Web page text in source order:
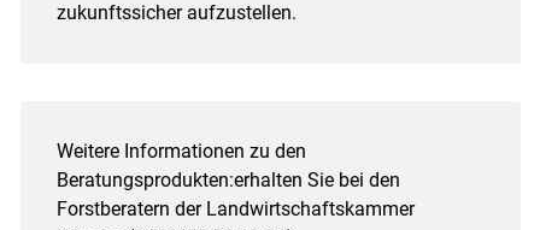
zukunftssicher aufzustellen.
Weitere Informationen zu den
Beratungsprodukten:erhalten Sie bei den
Forstberatern der Landwirtschaftskammer